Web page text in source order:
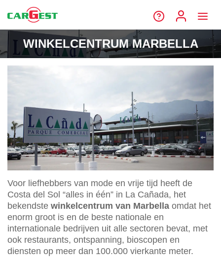
WINKELCENTRUM MARBELLA
Voor liefhebbers van mode en vrije tijd heeft de
Costa del Sol “alles in één” in La Cañada, het
bekendste winkelcentrum van Marbella omdat het
enorm groot is en de beste nationale en
internationale bedrijven uit alle sectoren bevat, met
ook restaurants, ontspanning, bioscopen en
diensten op meer dan 100.000 vierkante meter.